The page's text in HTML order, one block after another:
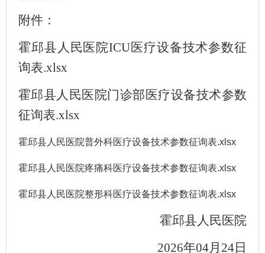
附件：
霍邱县人民医院ICU医疗设备技术参数征
询表.xlsx
霍邱县人民医院门诊部医疗设备技术参数
征询表.xlsx
霍邱县人民医院普外科医疗设备技术参数征询表.xlsx
霍邱县人民医院疼痛科医疗设备技术参数征询表.xlsx
霍邱县人民医院整形科医疗设备技术参数征询表.xlsx
霍邱县人民医院
2026年04月24日